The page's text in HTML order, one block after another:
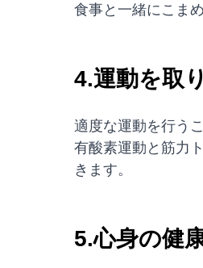
食事と一緒にこま
4.運動を取
適度な運動を行う
有酸素運動と筋力
きます。
5.心身の健